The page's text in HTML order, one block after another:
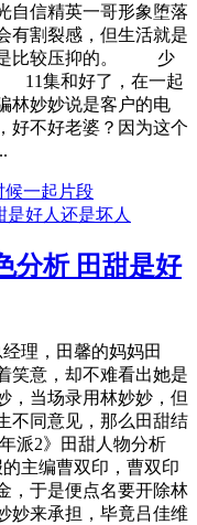
自信精英一哥形象堕落
有割裂感，但生活就是
是比较压抑的。 少
11集和好了，在一起
林妙妙说是客户的电
好不好老婆？因为这个
候一起 片段
分析 田甜是好
理，田馨的妈妈田
笑意，却不难看出她是
，当场录用林妙妙，但
不同意见，那么田甜结
2》田甜人物分析
主编曹双印，曹双印
，于是便点名要开除林
妙来承担，毕竟吕佳维